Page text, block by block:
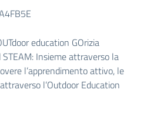
education GOrizia
Insieme attraverso la
l’apprendimento attivo, le
l’Outdoor Education